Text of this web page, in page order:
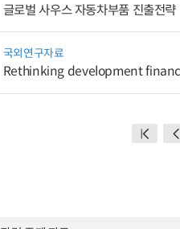
글로벌 사우스 자동차부품 진출전략
국외연구자료
Rethinking development